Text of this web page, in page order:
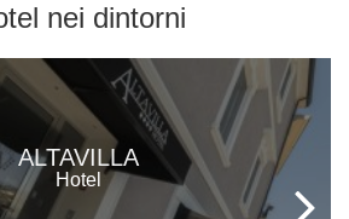
nei dintorni
ALTAVILLA
Hotel